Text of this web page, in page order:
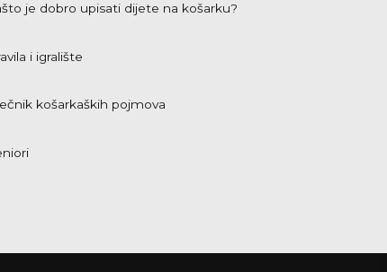
je dobro upisati dijete na košarku?
i igralište
košarkaških pojmova